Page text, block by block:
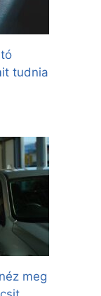
tudnia
meg